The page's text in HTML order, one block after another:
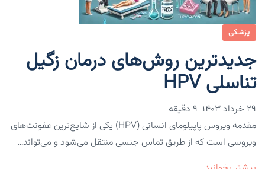
پزشکی
جدیدترین روش‌های درمان زگیل
تناسلی HPV
۲۹ خرداد ۱۴۰۳
مقدمه ویروس پاپیلومای انسانی (HPV) یکی از شایع‌ترین عفونت‌های
ویروسی است که از طریق تماس جنسی منتقل می‌شود و می‌تواند…